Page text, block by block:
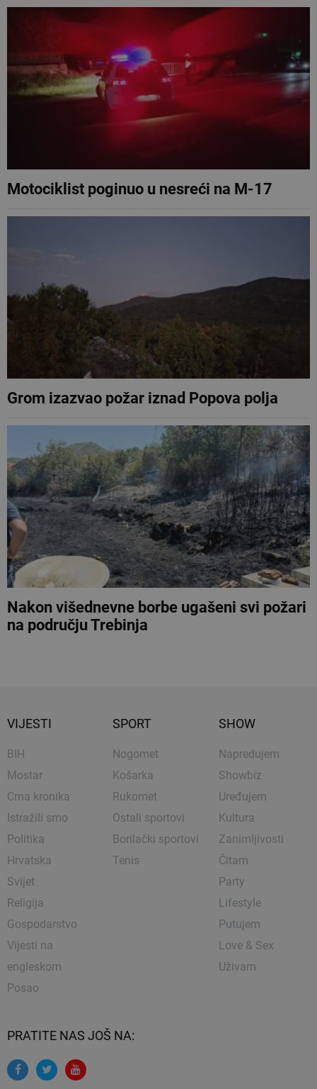
Motociklist poginuo u nesreći na M-17
Grom izazvao požar iznad Popova polja
Nakon višednevne borbe ugašeni svi požari
na području Trebinja
VIJESTI
BIH
Mostar
Crna kronika
Istražili smo
Politika
Hrvatska
Svijet
Religija
Gospodarstvo
Vijesti na
engleskom
Posao
SPORT
Nogomet
Košarka
Rukomet
Ostali sportovi
Borilački sportovi
Tenis
SHOW
Napredujem
Showbiz
Uređujem
Kultura
Zanimljivosti
Čitam
Party
Lifestyle
Putujem
Love & Sex
Uživam
PRATITE NAS JOŠ NA: